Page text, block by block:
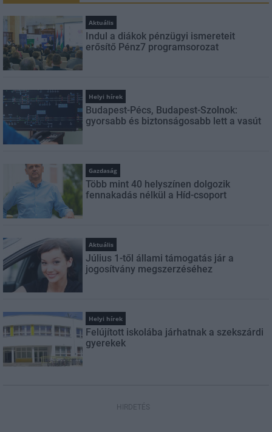
Aktuális
Indul a diákok pénzügyi ismereteit
erősítő Pénz7 programsorozat
Helyi hírek
Budapest-Pécs, Budapest-Szolnok:
gyorsabb és biztonságosabb lett a vasút
Gazdaság
Több mint 40 helyszínen dolgozik
fennakadás nélkül a Híd-csoport
Aktuális
Július 1-től állami támogatás jár a
jogosítvány megszerzéséhez
Helyi hírek
Felújított iskolába járhatnak a szekszárdi
gyerekek
HIRDETÉS